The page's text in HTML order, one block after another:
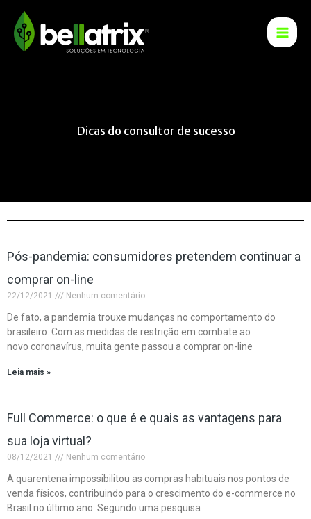
para
Dicas do consultor de sucesso
Pós-pandemia: consumidores pretendem continuar a
comprar on-line
22/12/2021 Nenhum comentário
De fato, a pandemia trouxe mudanças no comportamento do
brasileiro. Com as medidas de restrição em combate ao
novo coronavírus, muita gente passou a comprar on-line
Leia mais »
Full Commerce: o que é e quais as vantagens para
sua loja virtual?
08/12/2021 Nenhum comentário
A quarentena impossibilitou as compras habituais nos pontos de
venda físicos, contribuindo para o crescimento do e-commerce no
Brasil no último ano. Segundo uma pesquisa